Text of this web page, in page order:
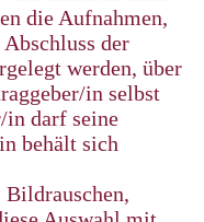
die Aufnahmen,
der
werden, über
in selbst
in darf seine
behält sich